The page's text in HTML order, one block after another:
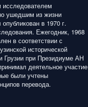
ушедшим из жизни
в 1970 г.
Ежегодник, 1968
в соответствии с
исторической
Грузии при Президиуме АН
деятельное участие
были учтены
перевода.